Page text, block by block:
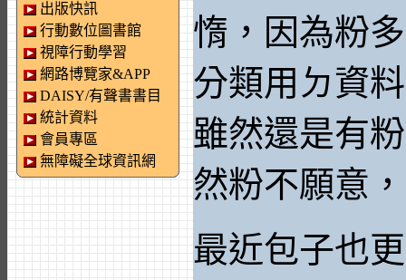
出版快訊
行動數位圖書館
視障行動學習
網路博覽家&APP
DAISY/有聲書書目
統計資料
會員專區
無障礙全球資訊網
惰，因為粉
分類用ㄉ資
雖然還是有
然粉不願意
最近包子也